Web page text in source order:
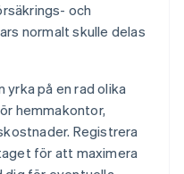
och
normalt skulle delas
yrka på en rad olika
hemmakontor,
Registrera
för att maximera